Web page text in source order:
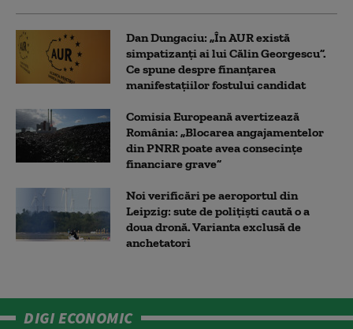
Dan Dungaciu: „În AUR există
simpatizanți ai lui Călin Georgescu”.
Ce spune despre finanțarea
manifestațiilor fostului candidat
Comisia Europeană avertizează
România: „Blocarea angajamentelor
din PNRR poate avea consecințe
financiare grave”
Noi verificări pe aeroportul din
Leipzig: sute de polițiști caută o a
doua dronă. Varianta exclusă de
anchetatori
DIGI ECONOMIC